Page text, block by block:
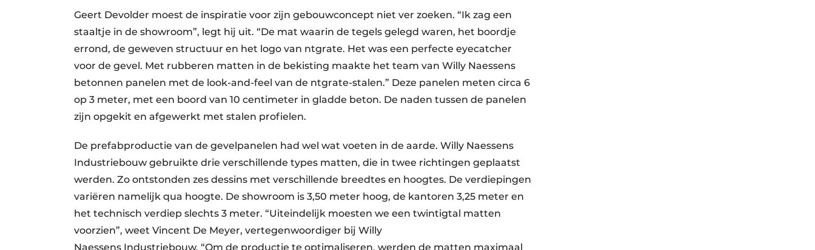
Geert Devolder moest de inspiratie voor zijn gebouwconcept niet ver zoeken. “Ik zag een
staaltje in de showroom”, legt hij uit. “De mat waarin de tegels gelegd waren, het boordje
errond, de geweven structuur en het logo van ntgrate. Het was een perfecte eyecatcher
voor de gevel. Met rubberen matten in de bekisting maakte het team van Willy Naessens
betonnen panelen met de look-and-feel van de ntgrate-stalen.” Deze panelen meten circa 6
op 3 meter, met een boord van 10 centimeter in gladde beton. De naden tussen de panelen
zijn opgekit en afgewerkt met stalen profielen.
De prefabproductie van de gevelpanelen had wel wat voeten in de aarde. Willy Naessens
Industriebouw gebruikte drie verschillende types matten, die in twee richtingen geplaatst
werden. Zo ontstonden zes dessins met verschillende breedtes en hoogtes. De verdiepingen
variëren namelijk qua hoogte. De showroom is 3,50 meter hoog, de kantoren 3,25 meter en
het technisch verdiep slechts 3 meter. “Uiteindelijk moesten we een twintigtal matten
voorzien”, weet Vincent De Meyer, vertegenwoordiger bij Willy
Naessens Industriebouw. “Om de productie te optimaliseren, werden de matten maximaal